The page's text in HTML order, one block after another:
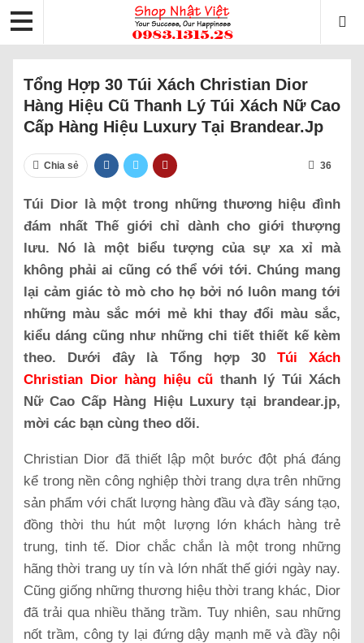
Tổng Hợp 30 Túi Xách Christian Dior
Hàng Hiệu Cũ Thanh Lý Túi Xách Nữ Cao
Cấp Hàng Hiệu Luxury Tại Brandear.jp
Chia sẻ 36
Túi Dior là một trong những thương hiệu đình
đám nhất Thế giới chỉ dành cho giới thượng
lưu. Nó là một biểu tượng của sự xa xỉ mà
không phải ai cũng có thể với tới. Chúng mang
lại cảm giác tò mò cho họ bởi nó luôn mang tới
những màu sắc mới mẻ khi thay đổi màu sắc,
kiểu dáng cũng như những chi tiết thiết kế kèm
theo. Dưới đây là Tổng hợp 30 Túi Xách
Christian Dior hàng hiệu cũ thanh lý Túi Xách
Nữ Cao Cấp Hàng Hiệu Luxury tại brandear.jp,
mời các bạn cùng theo dõi.
Christian Dior đã thiết lập một bước đột phá đáng
kể trong nền công nghiệp thời trang dựa trên những
sản phẩm với chất lượng hàng đầu và đầy sáng tạo,
đồng thời thu hút một lượng lớn khách hàng trẻ
trung, tinh tế. Dior chắc chắn là một trong những
hãng thời trang uy tín và lớn nhất thế giới ngày nay.
Cũng giống những thương hiệu thời trang khác, Dior
đã trải qua nhiều thăng trầm. Tuy nhiên, sau những
nốt trầm, công ty lại đứng dậy mạnh mẽ và đầy nội